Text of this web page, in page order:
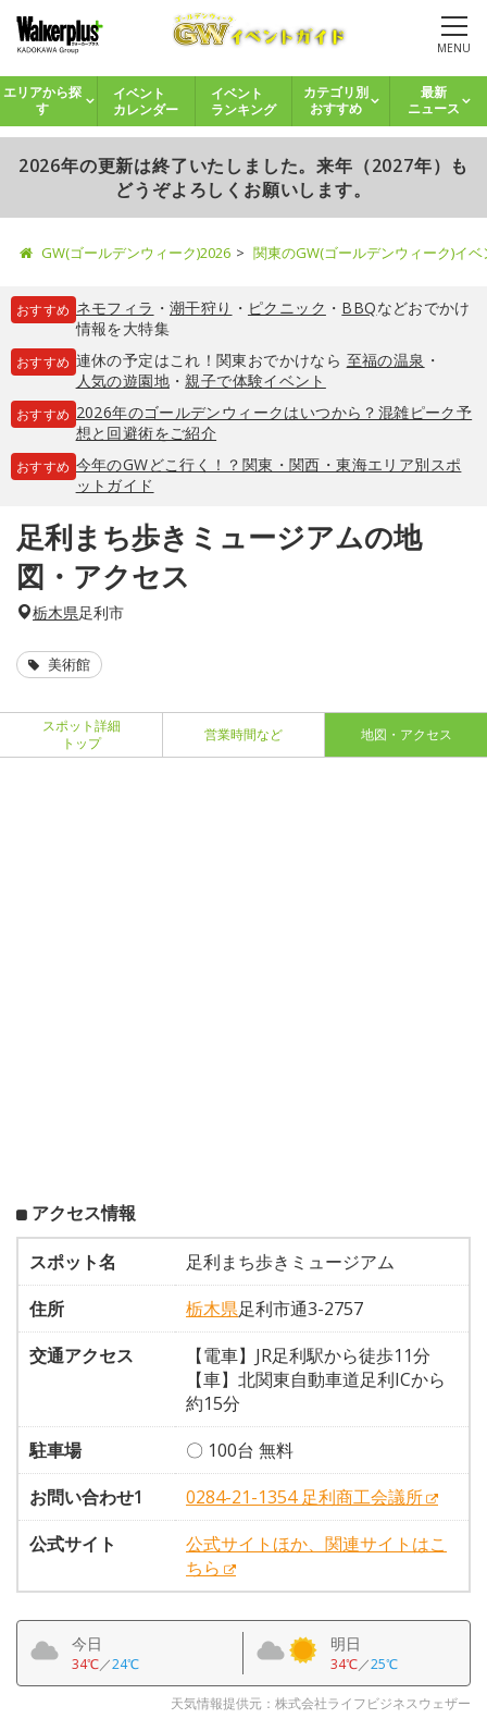
MENU
エリアから探
す
イベント
カレンダー
イベント
ランキング
カテゴリ別
おすすめ
最新
ニュース
2026年の更新は終了いたしました。来年（2027年）も
どうぞよろしくお願いします。
GW(ゴールデンウィーク)2026 関東のGW(ゴールデンウィーク)イ
おすすめ ネモフィラ ・ 潮干狩り ・ ピクニック ・ BBQなどおでかけ
情報を大特集
おすすめ 連休の予定はこれ！関東おでかけなら 至福の温泉 ・
人気の遊園地・親子で体験イベント
おすすめ 2026年のゴールデンウィークはいつから？混雑ピーク予
想と回避術をご紹介
おすすめ 今年のGWどこ行く！？関東・関西・東海エリア別スポ
ットガイド
足利まち歩きミュージアムの地
図・アクセス
栃木県足利市
美術館
スポット詳細
トップ
営業時間など 地図・アクセス
アクセス情報
スポット名
足利まち歩きミュージアム
住所
栃木県足利市通3-2757
交通アクセス
【電車】JR足利駅から徒歩11分
【車】北関東自動車道足利ICから
約15分
駐車場
〇 100台 無料
お問い合わせ1
0284-21-1354 足利商工会議所
公式サイト
公式サイトほか、関連サイトはこ
ちら
今日
34℃／24℃
明日
34℃／25℃
天気情報提供元：株式会社ライフビジネスウェザー